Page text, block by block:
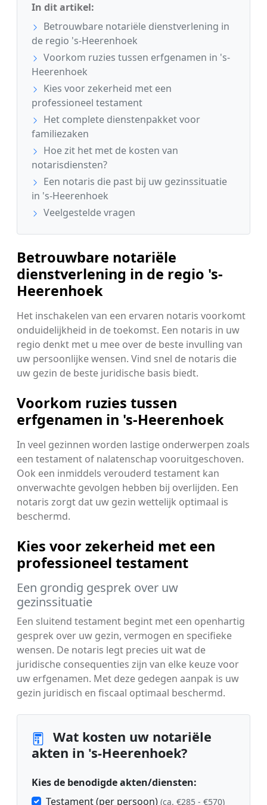
In dit artikel:
Betrouwbare notariële dienstverlening in
de regio 's-Heerenhoek
Voorkom ruzies tussen erfgenamen in 's-
Heerenhoek
Kies voor zekerheid met een
professioneel testament
Het complete dienstenpakket voor
familiezaken
Hoe zit het met de kosten van
notarisdiensten?
Een notaris die past bij uw gezinssituatie
in 's-Heerenhoek
Veelgestelde vragen
Betrouwbare notariële
dienstverlening in de regio 's-
Heerenhoek
Het inschakelen van een ervaren notaris voorkomt
onduidelijkheid in de toekomst. Een notaris in uw
regio denkt met u mee over de beste invulling van
uw persoonlijke wensen. Vind snel de notaris die
uw gezin de beste juridische basis biedt.
Voorkom ruzies tussen
erfgenamen in 's-Heerenhoek
In veel gezinnen worden lastige onderwerpen zoals
een testament of nalatenschap vooruitgeschoven.
Ook een inmiddels verouderd testament kan
onverwachte gevolgen hebben bij overlijden. Een
notaris zorgt dat uw gezin wettelijk optimaal is
beschermd.
Kies voor zekerheid met een
professioneel testament
Een grondig gesprek over uw
gezinssituatie
Een sluitend testament begint met een openhartig
gesprek over uw gezin, vermogen en specifieke
wensen. De notaris legt precies uit wat de
juridische consequenties zijn van elke keuze voor
uw erfgenamen. Met deze gedegen aanpak is uw
gezin juridisch en fiscaal optimaal beschermd.
Wat kosten uw notariële
akten in 's-Heerenhoek?
Kies de benodigde akten/diensten:
Testament (per persoon) (ca. €285 - €570)